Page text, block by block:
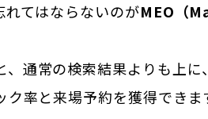
てはならないのがMEO（
通常の検索結果よりも上
率と来場予約を獲得できま